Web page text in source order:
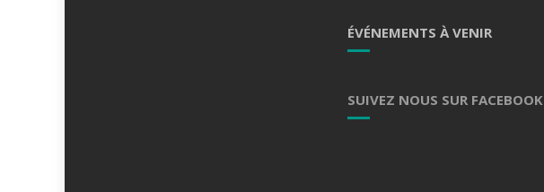
ÉVÉNEMENTS À VENIR
SUIVEZ NOUS SUR FACEBOOK